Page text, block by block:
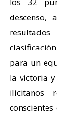
para un
la victoria
ilicitanos